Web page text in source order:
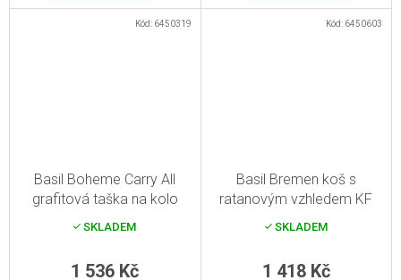
Basil Boheme Carry All
grafitová taška na kolo
SKLADEM
1 536 Kč
Kód: 6450319
Basil Bremen koš s
ratanovým vzhledem KF
SKLADEM
1 418 Kč
Kód: 6450603